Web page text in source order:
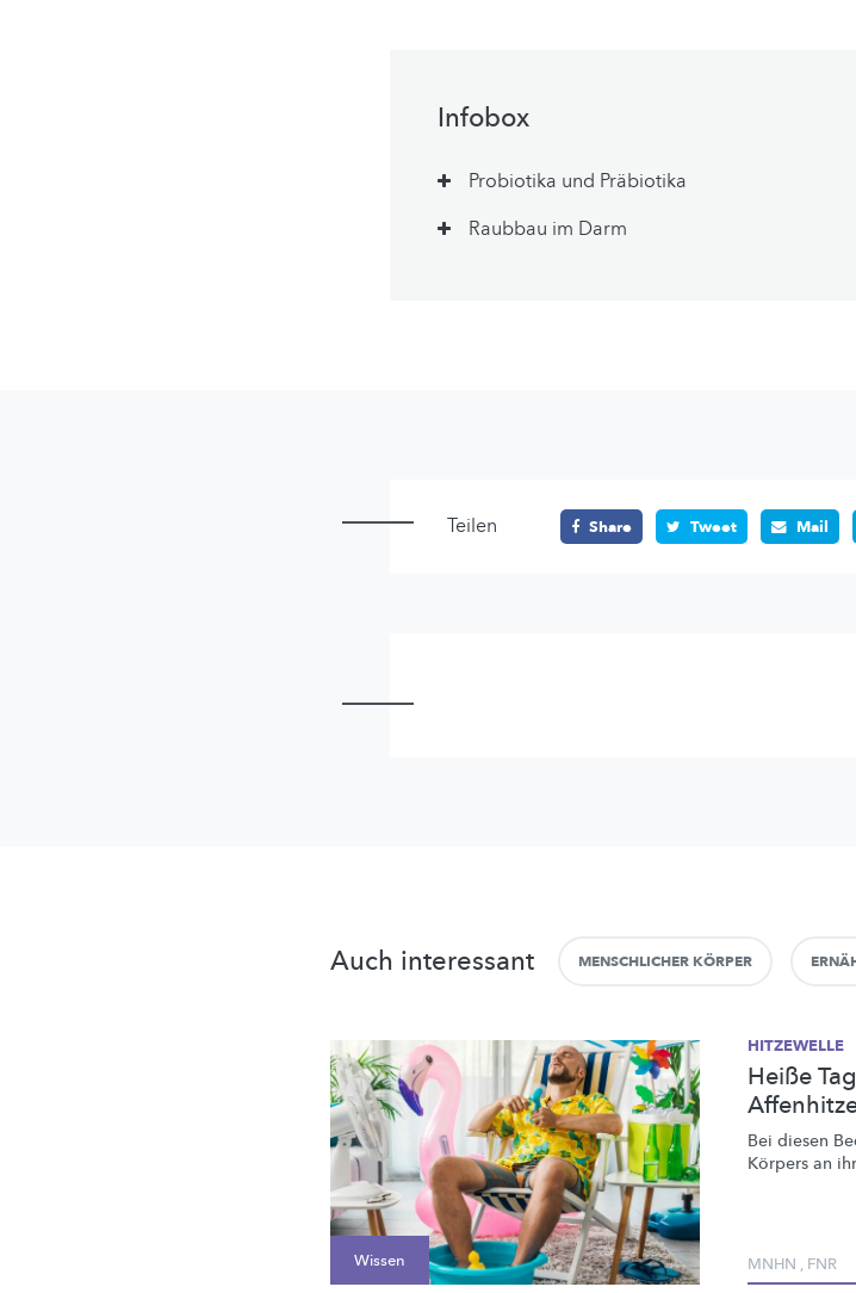
Infobox
Probiotika und Präbiotika
Raubbau im Darm
Teilen Share Tweet Mail
Auch interessant MENSCHLICHER KÖRPER
Wissen
HITZEWELLE
Heiße
Bei diesen
Körpers an
MNHN , FNR